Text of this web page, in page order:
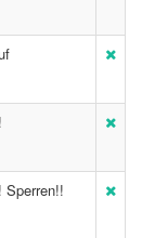
Sperren!!